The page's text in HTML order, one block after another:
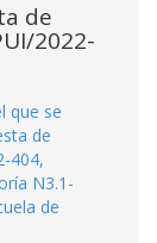
de
2022-
que se
de
404,
N3.1-
de